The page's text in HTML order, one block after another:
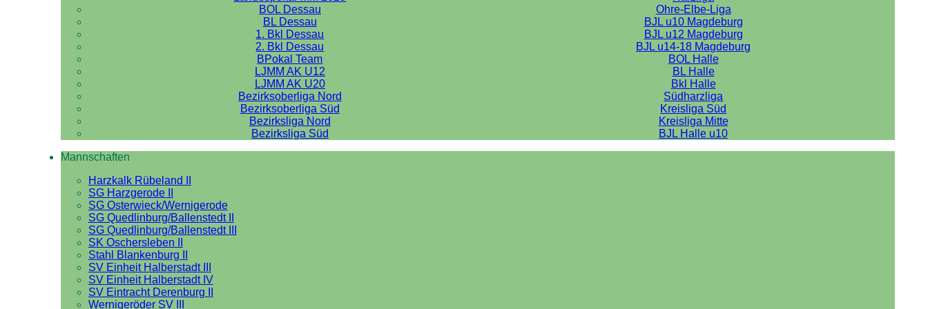
BOL Dessau
Ohre-Elbe-Liga
BL Dessau
BJL u10 Magdeburg
1. Bkl Dessau
BJL u12 Magdeburg
2. Bkl Dessau
BJL u14-18 Magdeburg
BPokal Team
BOL Halle
LJMM AK U12
BL Halle
LJMM AK U20
Bkl Halle
Bezirksoberliga Nord
Südharzliga
Bezirksoberliga Süd
Kreisliga Süd
Bezirksliga Nord
Kreisliga Mitte
Bezirksliga Süd
BJL Halle u10
Mannschaften
Harzkalk Rübeland II
SG Harzgerode II
SG Osterwieck/Wernigerode
SG Quedlinburg/Ballenstedt II
SG Quedlinburg/Ballenstedt III
SK Oschersleben II
Stahl Blankenburg II
SV Einheit Halberstadt III
SV Einheit Halberstadt IV
SV Eintracht Derenburg II
Wernigeröder SV III